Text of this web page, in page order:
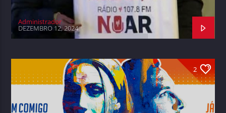
Administrador
DEZEMBRO 12, 2024
2